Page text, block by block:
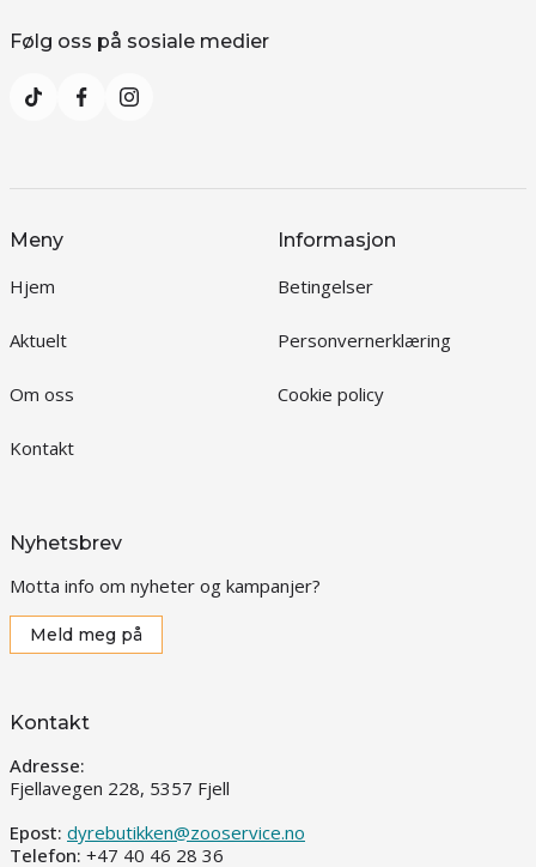
Følg oss på sosiale medier
Meny
Hjem
Aktuelt
Om oss
Kontakt
Informasjon
Betingelser
Personvernerklæring
Cookie policy
Nyhetsbrev
Motta info om nyheter og kampanjer?
Meld meg på
Kontakt
Adresse:
Fjellavegen 228, 5357 Fjell
Epost: dyrebutikken@zooservice.no
Telefon: +47 40 46 28 36